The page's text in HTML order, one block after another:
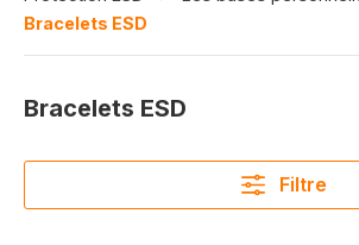
Bracelets ESD
Bracelets ESD
Filtre